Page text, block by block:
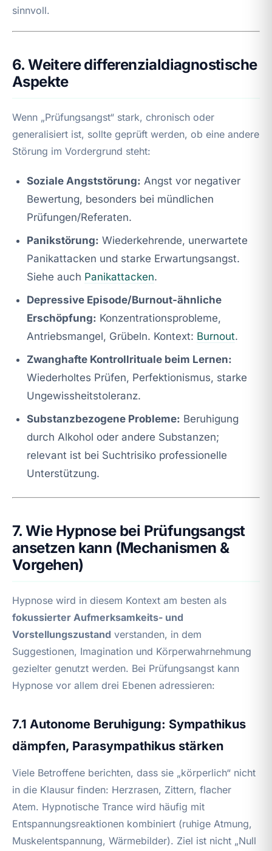
sinnvoll.
6. Weitere differenzialdiagnostische
Aspekte
Wenn „Prüfungsangst“ stark, chronisch oder
generalisiert ist, sollte geprüft werden, ob eine andere
Störung im Vordergrund steht:
Soziale Angststörung: Angst vor negativer
Bewertung, besonders bei mündlichen
Prüfungen/Referaten.
Panikstörung: Wiederkehrende, unerwartete
Panikattacken und starke Erwartungsangst.
Siehe auch Panikattacken.
Depressive Episode/Burnout-ähnliche
Erschöpfung: Konzentrationsprobleme,
Antriebsmangel, Grübeln. Kontext: Burnout.
Zwanghafte Kontrollrituale beim Lernen:
Wiederholtes Prüfen, Perfektionismus, starke
Ungewissheitstoleranz.
Substanzbezogene Probleme: Beruhigung
durch Alkohol oder andere Substanzen;
relevant ist bei Suchtrisiko professionelle
Unterstützung.
7. Wie Hypnose bei Prüfungsangst
ansetzen kann (Mechanismen &
Vorgehen)
Hypnose wird in diesem Kontext am besten als
fokussierter Aufmerksamkeits- und
Vorstellungszustand verstanden, in dem
Suggestionen, Imagination und Körperwahrnehmung
gezielter genutzt werden. Bei Prüfungsangst kann
Hypnose vor allem drei Ebenen adressieren:
7.1 Autonome Beruhigung: Sympathikus
dämpfen, Parasympathikus stärken
Viele Betroffene berichten, dass sie „körperlich“ nicht
in die Klausur finden: Herzrasen, Zittern, flacher
Atem. Hypnotische Trance wird häufig mit
Entspannungsreaktionen kombiniert (ruhige Atmung,
Muskelentspannung, Wärmebilder). Ziel ist nicht „Null